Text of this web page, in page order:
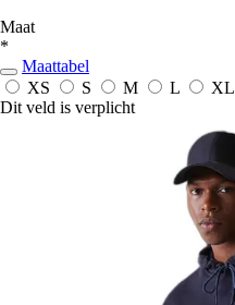
Maat
*
Maattabel
XS
S M L XL
Dit veld is verplicht